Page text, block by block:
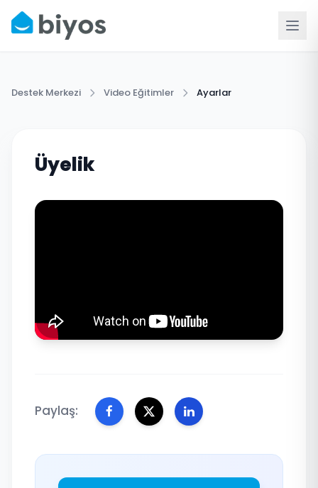
Destek Merkezi Video Eğitimler Ayarlar
Üyelik
Paylaş: